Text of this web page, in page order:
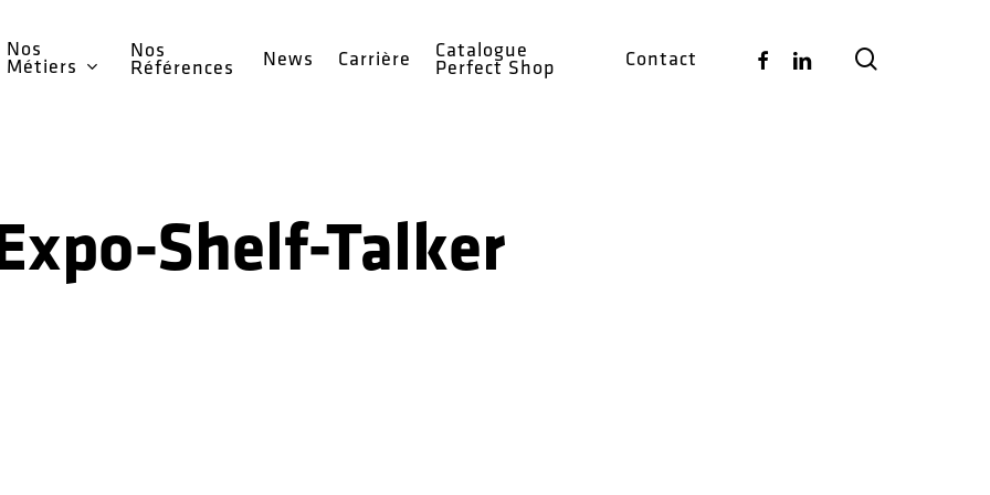
Nos
Métiers
Nos
Références
News Carrière
Catalogue
Perfect Shop
Contact FacebookLinkedin
Shelf-Talker